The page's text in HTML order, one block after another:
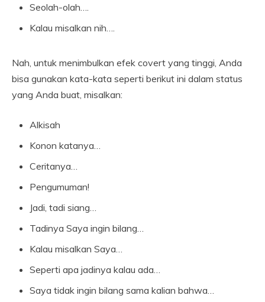
Seolah-olah….
Kalau misalkan nih….
Nah, untuk menimbulkan efek covert yang tinggi, Anda
bisa gunakan kata-kata seperti berikut ini dalam status
yang Anda buat, misalkan:
Alkisah
Konon katanya…
Ceritanya…
Pengumuman!
Jadi, tadi siang…
Tadinya Saya ingin bilang…
Kalau misalkan Saya…
Seperti apa jadinya kalau ada…
Saya tidak ingin bilang sama kalian bahwa…